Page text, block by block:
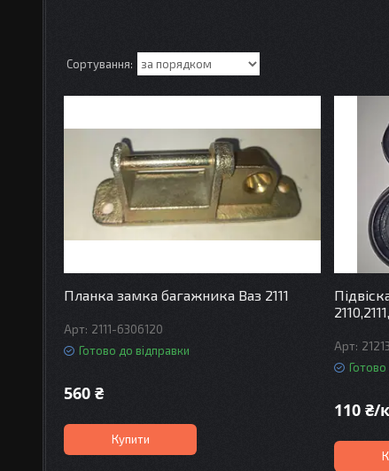
Планка замка багажника Ваз 2111
2111-6306120
Готово до відправки
560 ₴
Купити
Готово
110 ₴/